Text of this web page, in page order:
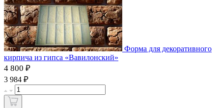
Форма для декоративного
кирпича из гипса «Вавилонский»
4 800 ₽
3 984 ₽